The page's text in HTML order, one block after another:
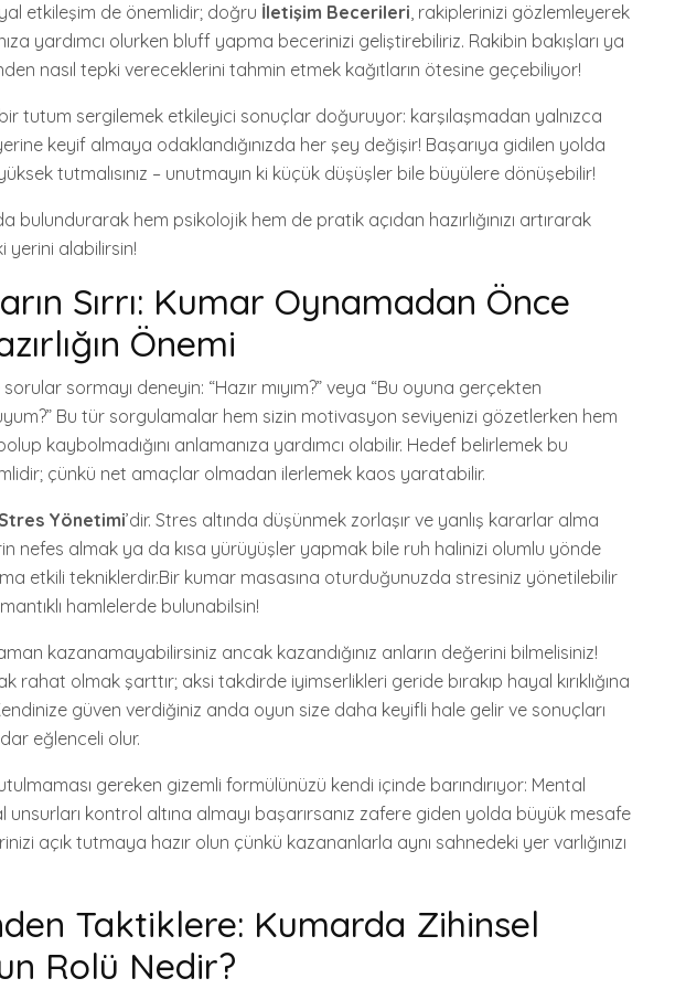
etkileşim de önemlidir; doğru İletişim Becerileri, rakiplerinizi gözlemleyerek
yardımcı olurken bluff yapma becerinizi geliştirebiliriz. Rakibin bakışları ya
nasıl tepki vereceklerini tahmin etmek kağıtların ötesine geçebiliyor!
tutum sergilemek etkileyici sonuçlar doğuruyor: karşılaşmadan yalnızca
keyif almaya odaklandığınızda her şey değişir! Başarıya gidilen yolda
tutmalısınız – unutmayın ki küçük düşüşler bile büyülere dönüşebilir!
bulundurarak hem psikolojik hem de pratik açıdan hazırlığınızı artırarak
yerini alabilirsin!
Sırrı: Kumar Oynamadan Önce
Önemi
sormayı deneyin: “Hazır mıyım?” veya “Bu oyuna gerçekten
Bu tür sorgulamalar hem sizin motivasyon seviyenizi gözetlerken hem
kaybolmadığını anlamanıza yardımcı olabilir. Hedef belirlemek bu
çünkü net amaçlar olmadan ilerlemek kaos yaratabilir.
Yönetimi’dir. Stres altında düşünmek zorlaşır ve yanlış kararlar alma
nefes almak ya da kısa yürüyüşler yapmak bile ruh halinizi olumlu yönde
etkili tekniklerdir.Bir kumar masasına oturduğunuzda stresiniz yönetilebilir
hamlelerde bulunabilsin!
kazanamayabilirsiniz ancak kazandığınız anların değerini bilmelisiniz!
rahat olmak şarttır; aksi takdirde iyimserlikleri geride bırakıp hayal kırıklığına
güven verdiğiniz anda oyun size daha keyifli hale gelir ve sonuçları
eğlenceli olur.
gereken gizemli formülünüzü kendi içinde barındırıyor: Mental
unsurları kontrol altına almayı başarırsanız zafere giden yolda büyük mesafe
açık tutmaya hazır olun çünkü kazananlarla aynı sahnedeki yer varlığınızı
Taktiklere: Kumarda Zihinsel
Rolü Nedir?